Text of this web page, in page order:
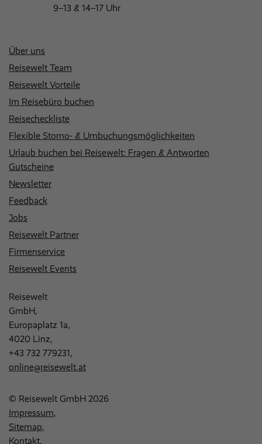
Über uns
Reisewelt Team
Reisewelt Vorteile
Im Reisebüro buchen
Reisecheckliste
Flexible Storno- & Umbuchungsmöglichkeiten
Urlaub buchen bei Reisewelt: Fragen & Antworten
Gutscheine
Newsletter
Feedback
Jobs
Reisewelt Partner
Firmenservice
Reisewelt Events
9–13 & 14–17 Uhr
Reisewelt
GmbH,
Europaplatz 1a,
4020 Linz,
+43 732 779231,
online@reisewelt.at
© Reisewelt GmbH 2026
Impressum
Sitemap
Kontakt